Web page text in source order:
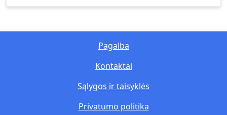
Privatumo politika
Sąlygos ir taisyklės
Kontaktai
Pagalba